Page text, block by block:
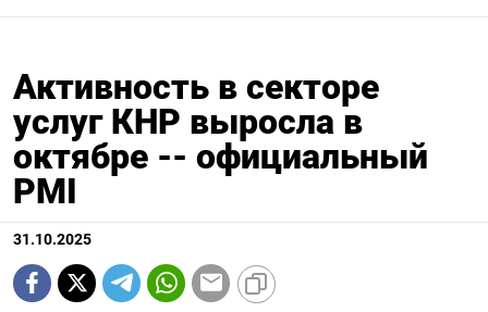
Активность в секторе
услуг КНР выросла в
октябре -- официальный
PMI
31.10.2025